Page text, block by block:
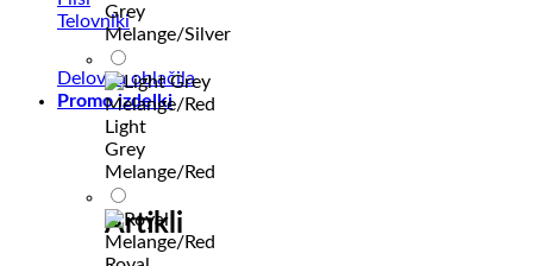
Telovniki
Delovna oblačila
Promo izdelki
Artikli
Grey
Melange/Silver
Light
Grey
Melange/Red